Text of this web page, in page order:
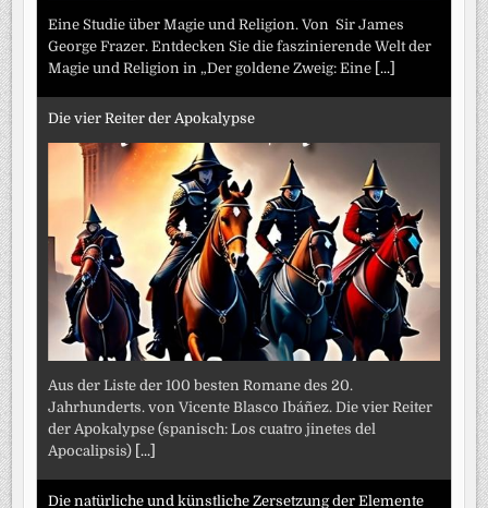
Eine Studie über Magie und Religion. Von Sir James
George Frazer. Entdecken Sie die faszinierende Welt der
Magie und Religion in „Der goldene Zweig: Eine [...]
Die vier Reiter der Apokalypse
Aus der Liste der 100 besten Romane des 20.
Jahrhunderts. von Vicente Blasco Ibáñez. Die vier Reiter
der Apokalypse (spanisch: Los cuatro jinetes del
Apocalipsis) [...]
Die natürliche und künstliche Zersetzung der Elemente